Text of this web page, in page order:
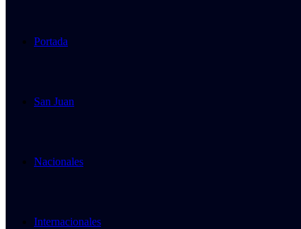
Portada
San Juan
Nacionales
Internacionales